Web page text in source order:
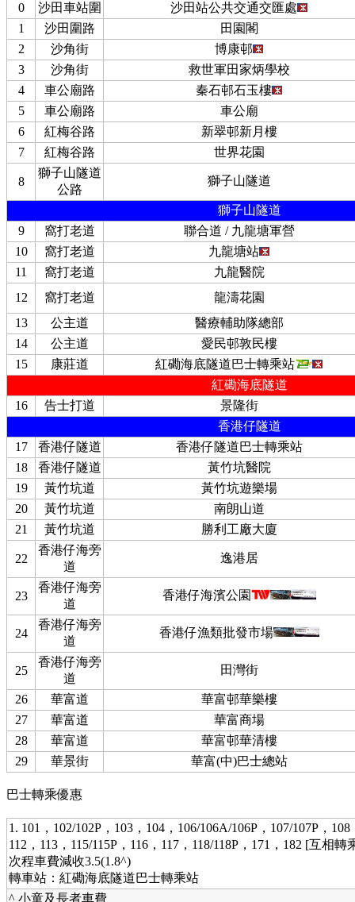
0 沙田車站圍
沙田站公共交通交匯處
1
沙田圍路
田園閣
2
沙角街
博康邨
3
沙角街
救世軍田家炳學校
4
車公廟路
秦石邨石玉樓
5
車公廟路
車公廟
6
紅梅谷路
新翠邨新月樓
7
紅梅谷路 世界花園
8
獅子山隧道
公路
獅子山隧道
獅子山隧道
9
窩打老道
聯合道 / 九龍塘軍營
10
窩打老道
九龍塘站
11
窩打老道
九龍醫院
12
窩打老道
龍濤花園
13
公主道
醫療輔助隊總部
14
公主道
愛民邨敦民樓
15
康莊道
紅磡海底隧道巴士轉乘站
紅磡海底隧道
16
告士打道
景隆街
香港仔隧道
17
香港仔隧道
香港仔隧道巴士轉乘站
18
香港仔隧道
黃竹坑醫院
19
黃竹坑道
黃竹坑遊樂場
20
黃竹坑道
南朗山道
21
黃竹坑道 勝利工廠大廈
22
香港仔海旁
道
逸港居
23
香港仔海旁
道
香港仔海濱公園
24
香港仔海旁
道
香港仔漁類批發市場
25
香港仔海旁
道
田灣街
26 華富道
華富邨華樂樓
27
華富道
華富商場
28
華富道
華富邨華清樓
29
華景街 華富(中)巴士總站
巴士轉乘優惠
1. 101，102/102P，103，104，106/106A/106P，107/107P，108
112，113，115/115P，116，117，118/118P，171，182 [互相轉
次程車費減收3.5(1.8^)
轉車站：紅磡海底隧道巴士轉乘站
^ 小童及長者車費